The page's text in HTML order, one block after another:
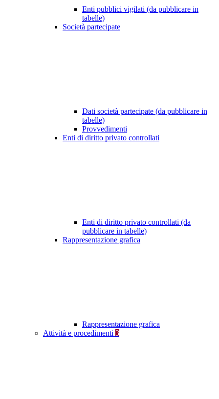
Enti pubblici vigilati (da pubblicare in
tabelle)
Società partecipate
Dati società partecipate (da pubblicare in
tabelle)
Provvedimenti
Enti di diritto privato controllati
Enti di diritto privato controllati (da
pubblicare in tabelle)
Rappresentazione grafica
Rappresentazione grafica
Attività e procedimenti 3